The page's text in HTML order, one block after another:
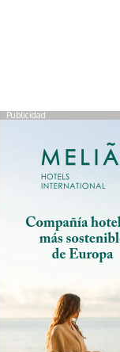
Publicidad